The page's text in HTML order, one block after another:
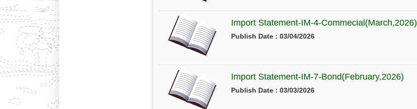
Import Statement-IM-4-Commecial(March,2026)
Publish Date : 03/04/2026
Import Statement-IM-7-Bond(February,2026)
Publish Date : 03/03/2026